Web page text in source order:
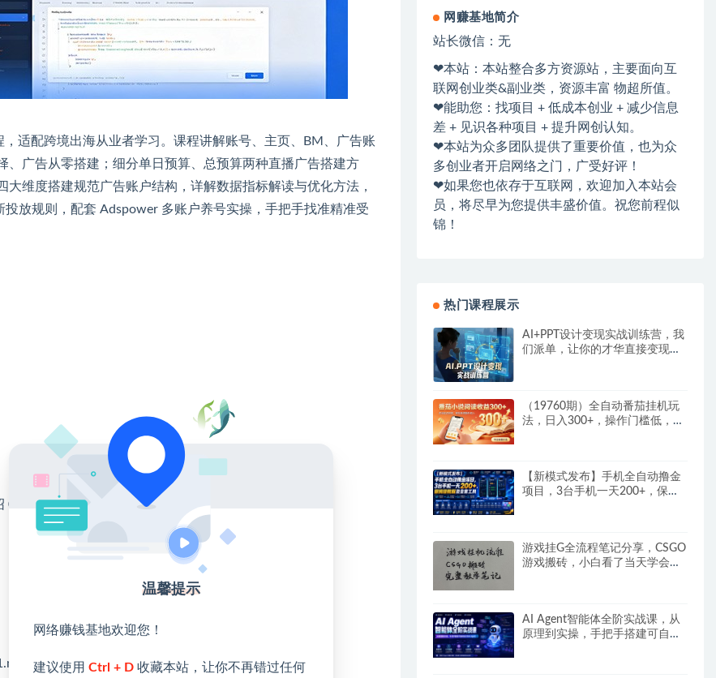
适配跨境出海从业者学习。课程讲解账号、主页、BM、广告账
广告从零搭建；细分单日预算、总预算两种直播广告搭建方
维度搭建规范广告账户结构，详解数据指标解读与优化方法，
放规则，配套 Adspower 多账户养号实操，手把手找准精准受
01_1.mp4
网赚基地简介
站长微信：无
❤本站：本站整合多方资源站，主要面向互
联网创业类&副业类，资源丰富 物超所值。
❤能助您：找项目 + 低成本创业 + 减少信息
差 + 见识各种项目 + 提升网创认知。
❤本站为众多团队提供了重要价值，也为众
多创业者开启网络之门，广受好评！
❤如果您也依存于互联网，欢迎加入本站会
员，将尽早为您提供丰盛价值。祝您前程似
锦！
热门课程展示
AI+PPT设计变现实战训练营，我
们派单，让你的才华直接变现，
（19760期）全自动番茄挂机玩
法，日入300+，操作门槛低，一
【新模式发布】手机全自动撸金
项目，3台手机一天200+，保姆
游戏挂G全流程笔记分享，CSGO
游戏搬砖，小白看了当天学会见
AI Agent智能体全阶实战课，从
原理到实操，手把手搭建可自动
温馨提示
网络赚钱基地欢迎您！
建议使用 Ctrl + D 收藏本站，让你不再错过任何